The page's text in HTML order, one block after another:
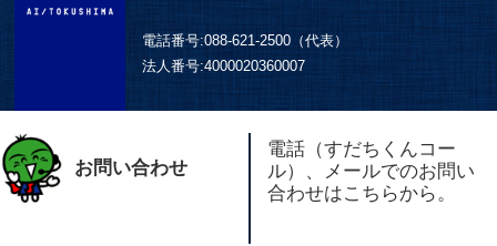
電話番号:088-621-2500（代表）
法人番号:4000020360007
お問い合わせ
電話（すだちくんコー
ル）、メールでのお問い
合わせはこちらから。